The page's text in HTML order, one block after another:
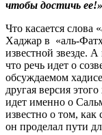
чтобы достичь ее!»
Что касается слова
Хаджар в «аль-
известной звезде.
что речь идет о
обсуждаемом
другая версия
идет именно о
известно о том, как
он проделал пути